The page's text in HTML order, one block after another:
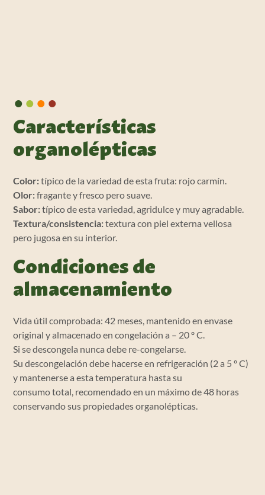
••••
Características
organolépticas
Color:típico de la variedad de esta fruta: rojo carmín.
Olor:fragante y fresco pero suave.
Sabor:típico de esta variedad, agridulce y muy agradable.
Textura/consistencia:textura con piel externa vellosa
pero jugosa en su interior.
Condiciones de
almacenamiento
Vida útil comprobada: 42 meses, mantenido en envase
original y almacenado en congelación a – 20 º C.
Si se descongela nunca debe re-congelarse.
Su descongelación debe hacerse en refrigeración (2 a 5 º C)
y mantenerse a esta temperatura hasta su
consumo total, recomendado en un máximo de 48 horas
conservando sus propiedades organolépticas.